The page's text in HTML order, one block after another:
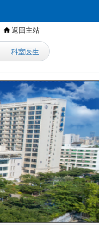
返回主站
科室医生